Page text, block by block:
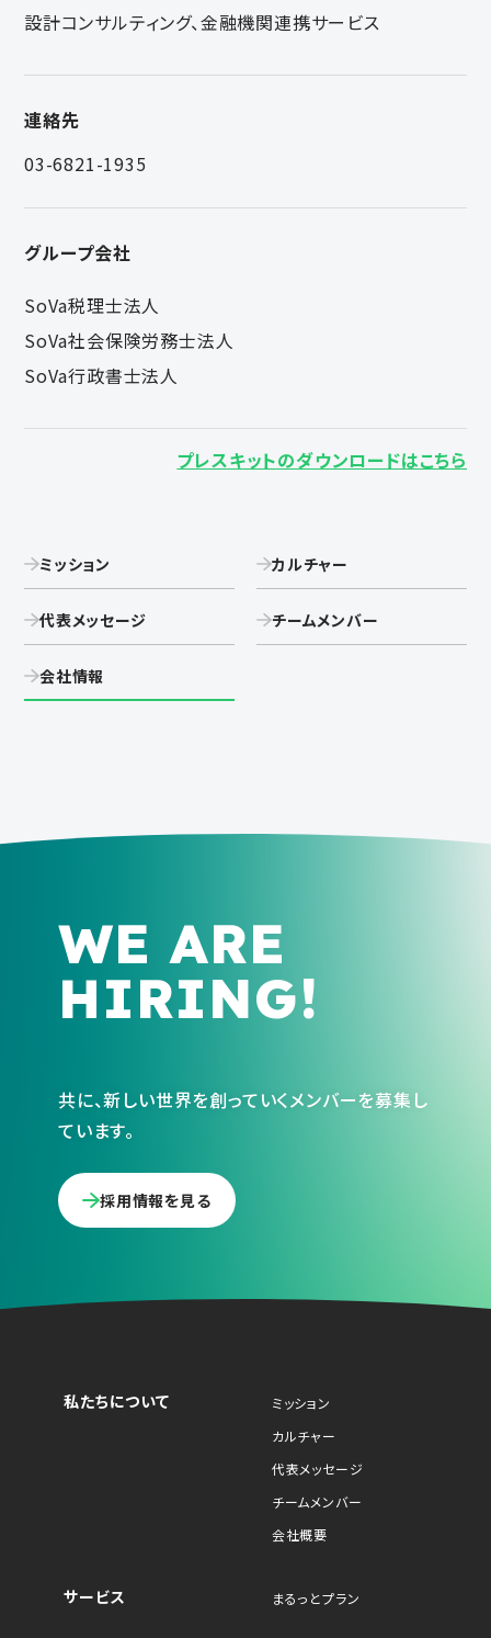
設計コンサルティング、金融機関連携サービス
連絡先
03-6821-1935
グループ会社
SoVa税理士法人
SoVa社会保険労務士法人
SoVa行政書士法人
プレスキットのダウンロードはこちら
ミッション カルチャー
代表メッセージ チームメンバー
会社情報
WE ARE
HIRING!
共に、新しい世界を創っていくメンバーを募集し
ています。
採用情報を見る
私たちについて
ミッション
カルチャー
代表メッセージ
チームメンバー
会社概要
サービス まるっとプラン